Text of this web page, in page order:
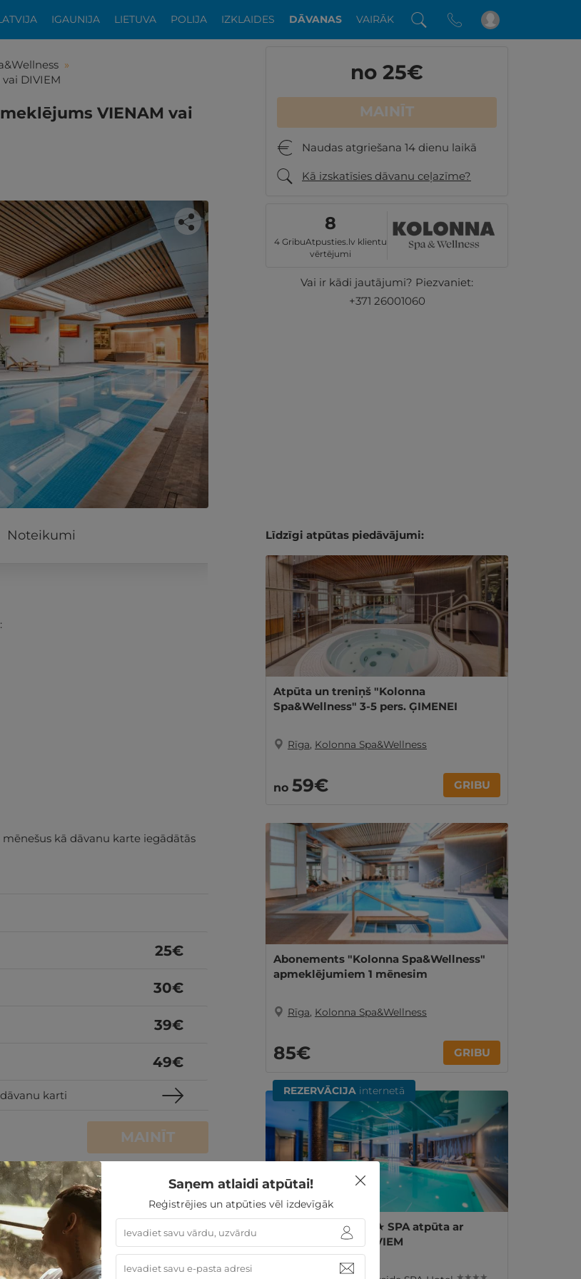
IGAUNIJA LIETUVA POLIJA IZKLAIDES DĀVANAS VAIRĀK
»
DIVIEM
VIENAM vai
atlikuši tikai daži soļi
no 25€
MAINĪT
Naudas atgriešana 14 dienu laikā
Kā izskatīsies dāvanu ceļazīme?
8
4 GribuAtpusties.lv klientu
vērtējumi
Vai ir kādi jautājumi? Piezvaniet:
+371 26001060
Noteikumi
kā dāvanu karte iegādātās
25€
30€
39€
49€
karti
MAINĪT
Līdzīgi atpūtas piedāvājumi:
Atpūta un treniņš "Kolonna
Spa&Wellness" 3-5 pers. ĢIMENEI
Rīga, Kolonna Spa&Wellness
no 59€ GRIBU
Abonements "Kolonna Spa&Wellness"
apmeklējumiem 1 mēnesim
Rīga, Kolonna Spa&Wellness
85€ GRIBU
REZERVĀCIJA internetā
Izsmalcināta ★★★★ SPA atpūta ar
brokastīm Rīgā DIVIEM
Saņem atlaidi atpūtai!
Reģistrējies un atpūties vēl izdevīgāk